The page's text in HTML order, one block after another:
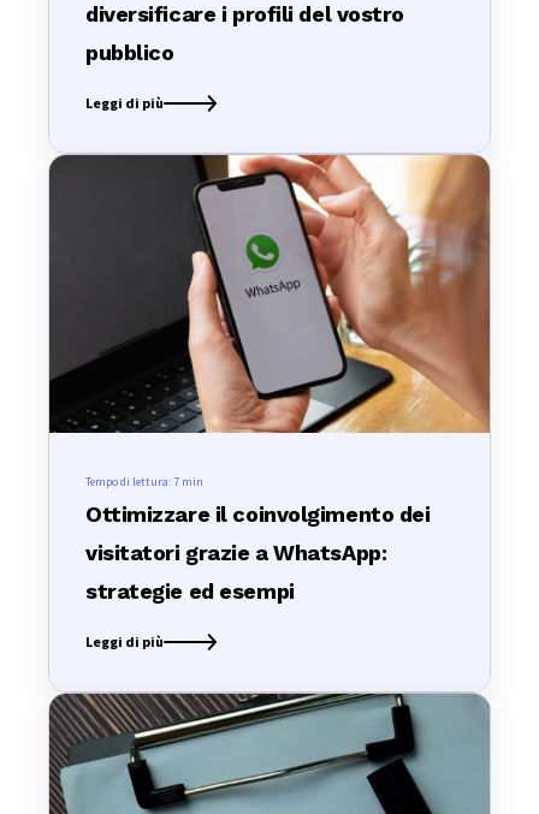
diversificare i profili del vostro
pubblico
Leggi di più
Tempo di lettura:7 min
Ottimizzare il coinvolgimento dei
visitatori grazie a WhatsApp:
strategie ed esempi
Leggi di più